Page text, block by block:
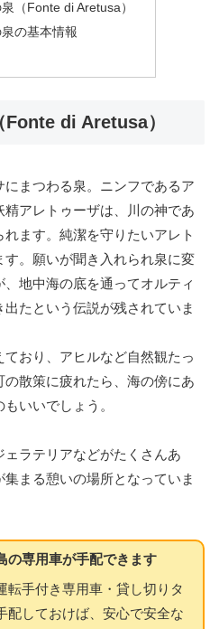
（Fonte di Aretusa）
の基本情報
Fonte di Aretusa）
まつわる泉。ニンフであるア
アレトゥーザは、川の神であ
ます。純潔を守りたいアレト
す。願いが聞き入れられ泉に変
地中海の底を通ってオルティ
たという伝説が残されていま
おり、アヒルなど自然観たっ
散策に疲れたら、海の傍にあ
いいでしょう。
ラテリアなどがたくさんあ
まる憩いの場所となっていま
の専用車が手配できます
転手付き専用車・貸し切りタ
配しておけば、安心で安全な